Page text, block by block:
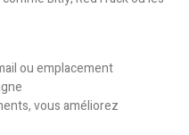
ou emplacement
vous améliorez